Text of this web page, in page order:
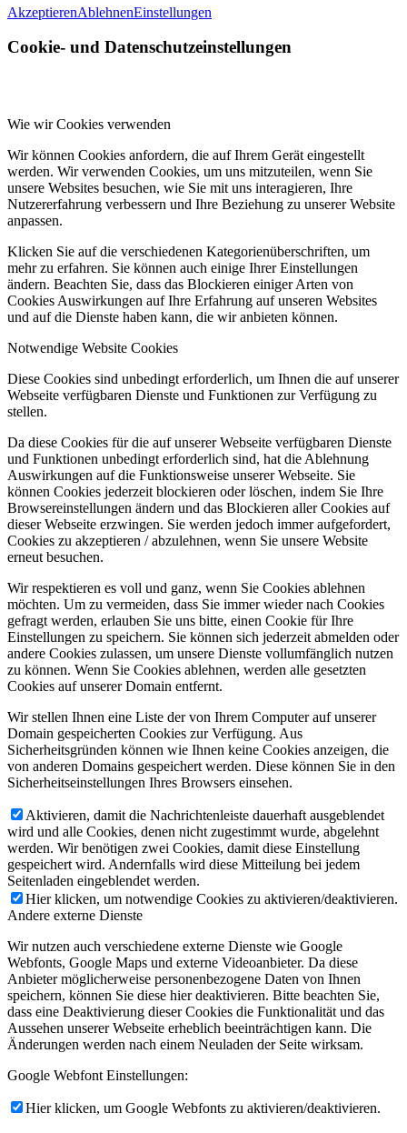
AkzeptierenAblehnenEinstellungen
Cookie- und Datenschutzeinstellungen
Wie wir Cookies verwenden
Wir können Cookies anfordern, die auf Ihrem Gerät eingestellt
werden. Wir verwenden Cookies, um uns mitzuteilen, wenn Sie
unsere Websites besuchen, wie Sie mit uns interagieren, Ihre
Nutzererfahrung verbessern und Ihre Beziehung zu unserer Website
anpassen.
Klicken Sie auf die verschiedenen Kategorienüberschriften, um
mehr zu erfahren. Sie können auch einige Ihrer Einstellungen
ändern. Beachten Sie, dass das Blockieren einiger Arten von
Cookies Auswirkungen auf Ihre Erfahrung auf unseren Websites
und auf die Dienste haben kann, die wir anbieten können.
Notwendige Website Cookies
Diese Cookies sind unbedingt erforderlich, um Ihnen die auf unserer
Webseite verfügbaren Dienste und Funktionen zur Verfügung zu
stellen.
Da diese Cookies für die auf unserer Webseite verfügbaren Dienste
und Funktionen unbedingt erforderlich sind, hat die Ablehnung
Auswirkungen auf die Funktionsweise unserer Webseite. Sie
können Cookies jederzeit blockieren oder löschen, indem Sie Ihre
Browsereinstellungen ändern und das Blockieren aller Cookies auf
dieser Webseite erzwingen. Sie werden jedoch immer aufgefordert,
Cookies zu akzeptieren / abzulehnen, wenn Sie unsere Website
erneut besuchen.
Wir respektieren es voll und ganz, wenn Sie Cookies ablehnen
möchten. Um zu vermeiden, dass Sie immer wieder nach Cookies
gefragt werden, erlauben Sie uns bitte, einen Cookie für Ihre
Einstellungen zu speichern. Sie können sich jederzeit abmelden oder
andere Cookies zulassen, um unsere Dienste vollumfänglich nutzen
zu können. Wenn Sie Cookies ablehnen, werden alle gesetzten
Cookies auf unserer Domain entfernt.
Wir stellen Ihnen eine Liste der von Ihrem Computer auf unserer
Domain gespeicherten Cookies zur Verfügung. Aus
Sicherheitsgründen können wie Ihnen keine Cookies anzeigen, die
von anderen Domains gespeichert werden. Diese können Sie in den
Sicherheitseinstellungen Ihres Browsers einsehen.
Aktivieren, damit die Nachrichtenleiste dauerhaft ausgeblendet
wird und alle Cookies, denen nicht zugestimmt wurde, abgelehnt
werden. Wir benötigen zwei Cookies, damit diese Einstellung
gespeichert wird. Andernfalls wird diese Mitteilung bei jedem
Seitenladen eingeblendet werden.
Hier klicken, um notwendige Cookies zu aktivieren/deaktivieren.
Andere externe Dienste
Wir nutzen auch verschiedene externe Dienste wie Google
Webfonts, Google Maps und externe Videoanbieter. Da diese
Anbieter möglicherweise personenbezogene Daten von Ihnen
speichern, können Sie diese hier deaktivieren. Bitte beachten Sie,
dass eine Deaktivierung dieser Cookies die Funktionalität und das
Aussehen unserer Webseite erheblich beeinträchtigen kann. Die
Änderungen werden nach einem Neuladen der Seite wirksam.
Google Webfont Einstellungen:
Hier klicken, um Google Webfonts zu aktivieren/deaktivieren.